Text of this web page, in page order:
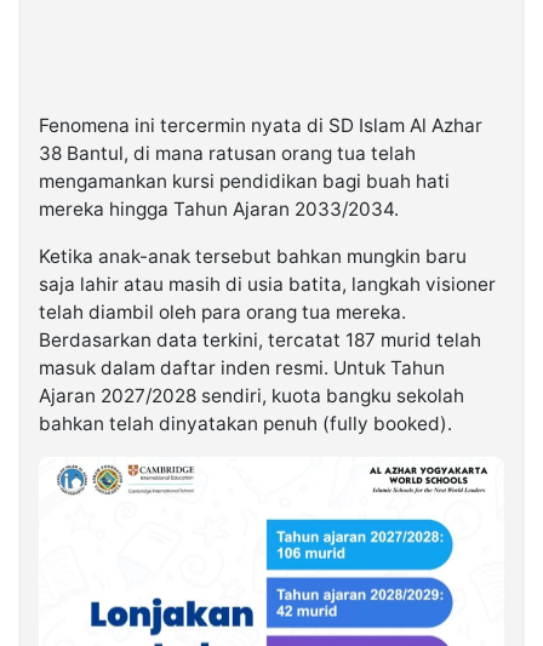
Fenomena ini tercermin nyata di SD Islam Al Azhar
38 Bantul, di mana ratusan orang tua telah
mengamankan kursi pendidikan bagi buah hati
mereka hingga Tahun Ajaran 2033/2034.
​Ketika anak-anak tersebut bahkan mungkin baru
saja lahir atau masih di usia batita, langkah visioner
telah diambil oleh para orang tua mereka.
Berdasarkan data terkini, tercatat 187 murid telah
masuk dalam daftar inden resmi. Untuk Tahun
Ajaran 2027/2028 sendiri, kuota bangku sekolah
bahkan telah dinyatakan penuh (fully booked).